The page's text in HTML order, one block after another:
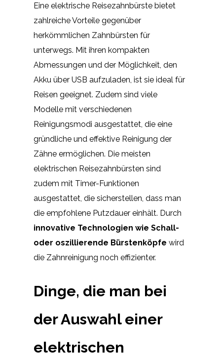
Eine elektrische Reisezahnbürste bietet
zahlreiche Vorteile gegenüber
herkömmlichen Zahnbürsten für
unterwegs. Mit ihren kompakten
Abmessungen und der Möglichkeit, den
Akku über USB aufzuladen, ist sie ideal für
Reisen geeignet. Zudem sind viele
Modelle mit verschiedenen
Reinigungsmodi ausgestattet, die eine
gründliche und effektive Reinigung der
Zähne ermöglichen. Die meisten
elektrischen Reisezahnbürsten sind
zudem mit Timer-Funktionen
ausgestattet, die sicherstellen, dass man
die empfohlene Putzdauer einhält. Durch
innovative Technologien wie Schall-
oder oszillierende Bürstenköpfe wird
die Zahnreinigung noch effizienter.
Dinge, die man bei
der Auswahl einer
elektrischen